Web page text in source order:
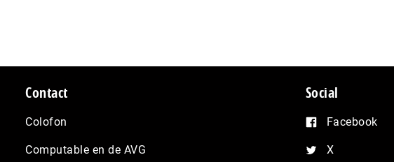
Contact
Colofon
Computable en de AVG
Social
Facebook
X